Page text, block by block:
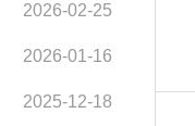
2026-02-25
2026-01-16
2025-12-18